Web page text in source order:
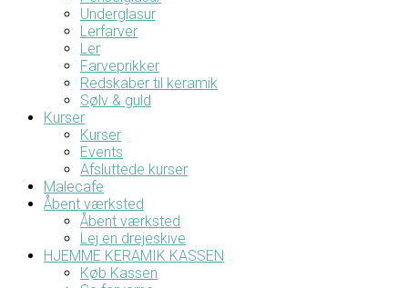
Underglasur
Lerfarver
Ler
Farveprikker
Redskaber til keramik
Sølv & guld
Kurser
Kurser
Events
Afsluttede kurser
Malecafe
Åbent værksted
Åbent værksted
Lej en drejeskive
HJEMME KERAMIK KASSEN
Køb Kassen